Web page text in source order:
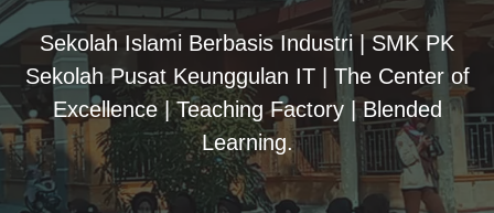
Sekolah Islami Berbasis Industri | SMK PK
Sekolah Pusat Keunggulan IT | The Center of
Excellence | Teaching Factory | Blended
Learning.